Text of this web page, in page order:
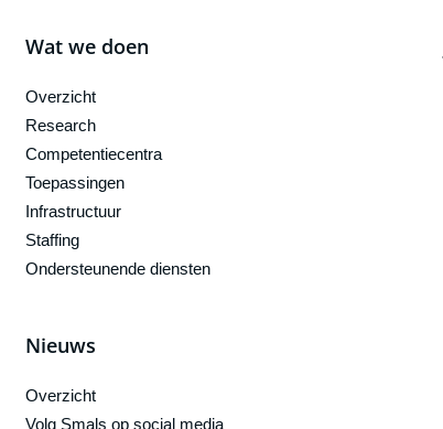
Wat we doen
Overzicht
Research
Competentiecentra
Toepassingen
Infrastructuur
Staffing
Ondersteunende diensten
Nieuws
Overzicht
Volg Smals op social media